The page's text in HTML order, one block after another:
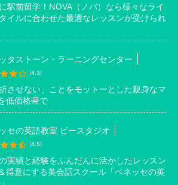
駅前留学！NOVA（ノバ）なら様々なライ
イルに合わせた最適なレッスンが受けられ
タストーン・ラーニングセンター
(4.3)
折させない」ことをモットーとした親身なマ
低価格帯で
セの英語教室 ビースタジオ
(4.5)
実績と経験をふんだんに活かしたレッスン
得意にする英会話スクール「ベネッセの英